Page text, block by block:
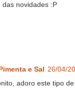
novidades :P
e Sal 26/04/
adoro este tipo